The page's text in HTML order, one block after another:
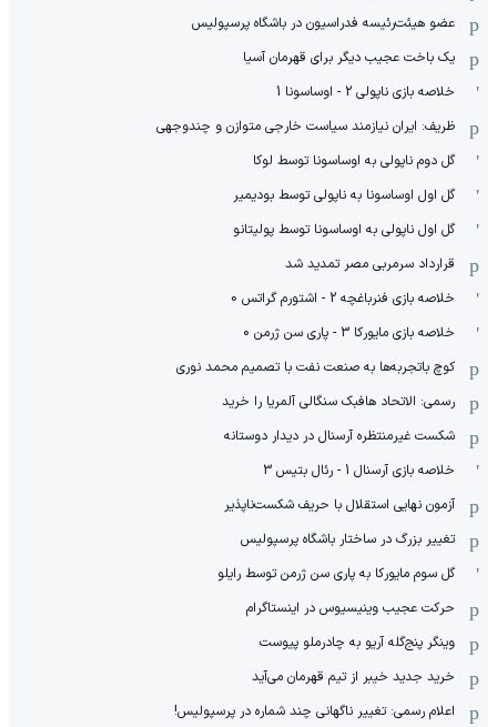
عضو هیئت‌رئیسه فدراسیون در باشگاه پرسپولیس
یک باخت عجیب دیگر برای قهرمان آسیا
خلاصه بازی ناپولی 2 - اوساسونا 1
ظریف: ایران نیازمند سیاست خارجی متوازن و چندوجهی
گل دوم ناپولی به اوساسونا توسط لوکا
گل اول اوساسونا به ناپولی توسط بودیمیر
گل اول ناپولی به اوساسونا توسط پولیتانو
قرارداد سرمربی مصر تمدید شد
خلاصه بازی فنرباغچه 2 - اشتورم گراتس 0
خلاصه بازی مایورکا 3 - پاری سن ژرمن 0
کوچ باتجربه‌ها به صنعت نفت با تصمیم محمد نوری
رسمی: الاتحاد هافبک سنگالی آلمریا را خرید
شکست غیرمنتظره آرسنال در دیدار دوستانه
خلاصه بازی آرسنال 1 - رئال بتیس 3
آزمون نهایی استقلال با حریف شکست‌ناپذیر
تغییر بزرگ در ساختار باشگاه پرسپولیس
گل سوم مایورکا به پاری سن ژرمن توسط رایلو
حرکت عجیب وینیسیوس در اینستاگرام
وینگر پنج‌گله آریو به چادرملو پیوست
خرید جدید خیبر از تیم قهرمان می‌آید
اعلام رسمی: تغییر ناگهانی چند شماره در پرسپولیس!